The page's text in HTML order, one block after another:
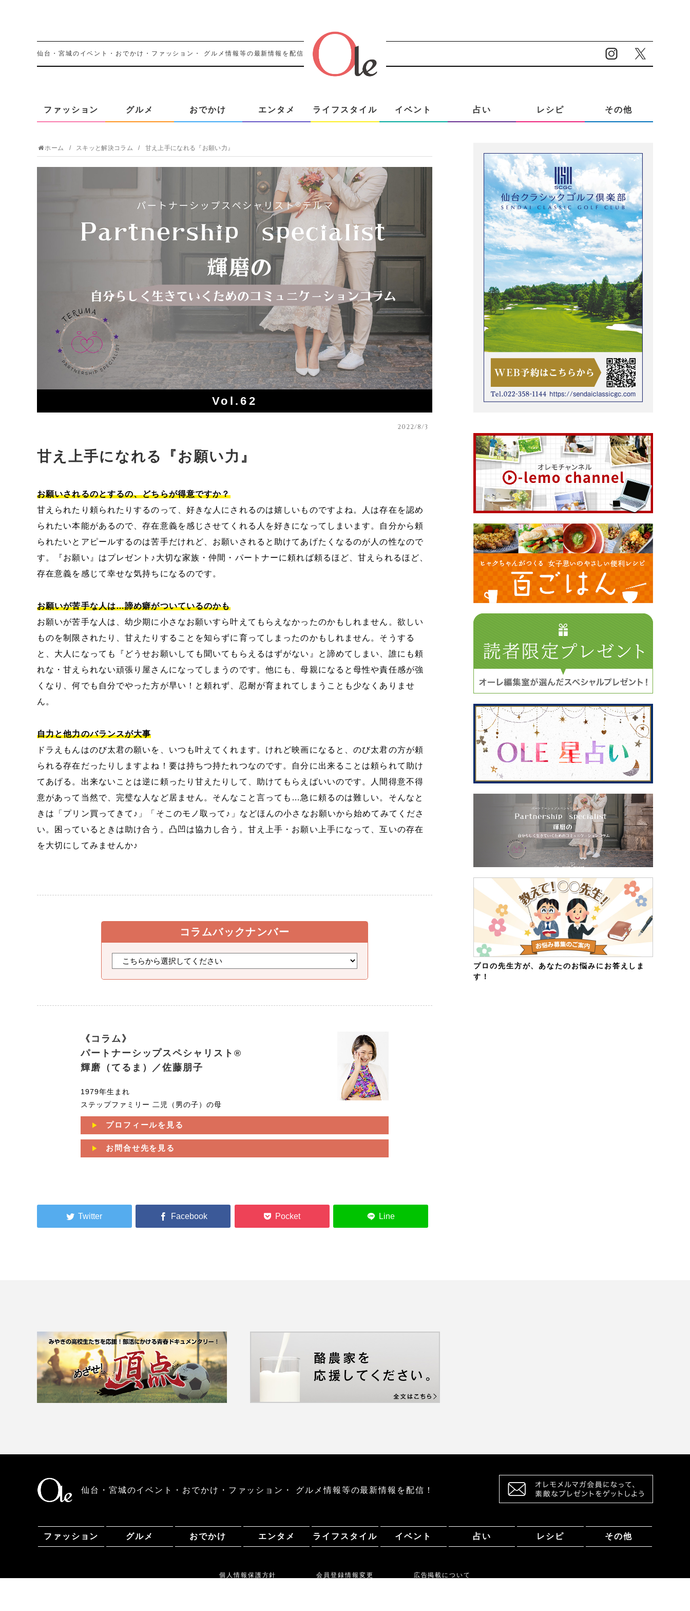
仙台・宮城のイベント・おでかけ・ファッション・ グルメ情報等の最新情報を配信！！
ファッション グルメ おでかけ エンタメ ライフスタイル イベント 占い レシピ その他
ホーム スキッと解決コラム 甘え上手になれる『お願い力』
Vol.62
2022/8/3
甘え上手になれる『お願い力』
お願いされるのとするの、どちらが得意ですか？
甘えられたり頼られたりするのって、好きな人にされるのは嬉しいものですよね。人は存在を認め
られたい本能があるので、存在意義を感じさせてくれる人を好きになってしまいます。自分から頼
られたいとアピールするのは苦手だけれど、お願いされると助けてあげたくなるのが人の性なので
す。『お願い』はプレゼント♪大切な家族・仲間・パートナーに頼れば頼るほど、甘えられるほど、
存在意義を感じて幸せな気持ちになるのです。
お願いが苦手な人は…諦め癖がついているのかも
お願いが苦手な人は、幼少期に小さなお願いすら叶えてもらえなかったのかもしれません。欲しい
ものを制限されたり、甘えたりすることを知らずに育ってしまったのかもしれません。そうする
と、大人になっても『どうせお願いしても聞いてもらえるはずがない』と諦めてしまい、誰にも頼
れな・甘えられない頑張り屋さんになってしまうのです。他にも、母親になると母性や責任感が強
くなり、何でも自分でやった方が早い！と頼れず、忍耐が育まれてしまうことも少なくありませ
ん。
自力と他力のバランスが大事
ドラえもんはのび太君の願いを、いつも叶えてくれます。けれど映画になると、のび太君の方が頼
られる存在だったりしますよね！要は持ちつ持たれつなのです。自分に出来ることは頼られて助け
てあげる。出来ないことは逆に頼ったり甘えたりして、助けてもらえばいいのです。人間得意不得
意があって当然で、完璧な人など居ません。そんなこと言っても…急に頼るのは難しい。そんなと
きは「プリン買ってきて♪」「そこのモノ取って♪」などほんの小さなお願いから始めてみてくださ
い。困っているときは助け合う。凸凹は協力し合う。甘え上手・お願い上手になって、互いの存在
を大切にしてみませんか♪
コラムバックナンバー
《コラム》
パートナーシップスペシャリスト®
輝磨（てるま）／佐藤朋子
1979年生まれ
ステップファミリー 二児（男の子）の母
プロフィールを見る
お問合せ先を見る
プロの先生方が、あなたのお悩みにお答えしま
す！
仙台・宮城のイベント・おでかけ・ファッション・ グルメ情報等の最新情報を配信！
ファッション グルメ おでかけ エンタメ ライフスタイル イベント 占い レシピ その他
個人情報保護方針 会員登録情報変更 広告掲載について